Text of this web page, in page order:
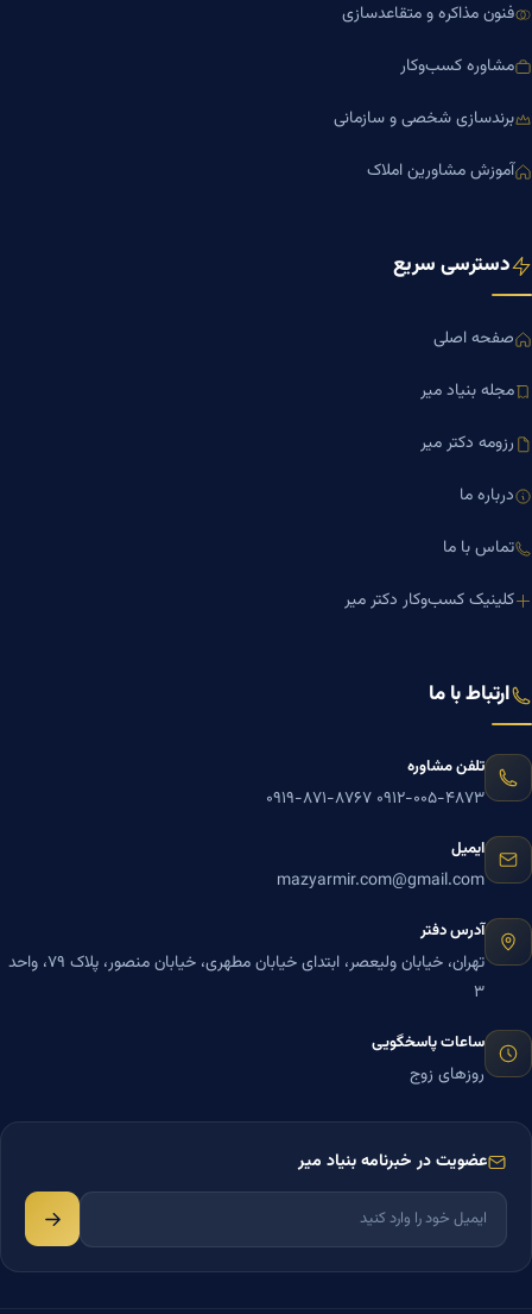
فنون مذاکره و متقاعدسازی
مشاوره کسب‌وکار
برندسازی شخصی و سازمانی
آموزش مشاورین املاک
دسترسی سریع
صفحه اصلی
مجله بنیاد میر
رزومه دکتر میر
درباره ما
تماس با ما
کلینیک کسب‌وکار دکتر میر
ارتباط با ما
تلفن مشاوره
۰۹۱۲-۰۰۵-۴۸۷۳ ۰۹۱۹-۸۷۱-۸۷۶۷
ایمیل
mazyarmir.com@gmail.com
آدرس دفتر
تهران، خیابان ولیعصر، ابتدای خیابان مطهری، خیابان منصور، پلاک ۷۹، واحد
۳
ساعات پاسخگویی
روزهای زوج
عضویت در خبرنامه بنیاد میر